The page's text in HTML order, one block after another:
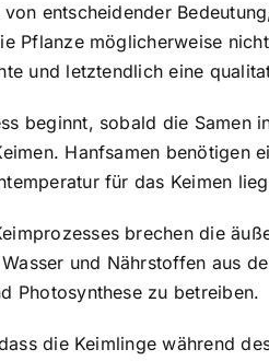
von entscheidender
Pflanze möglicherweise
und letztendlich eine
beginnt, sobald die Samen
Hanfsamen benötigen
für das Keimen
brechen die
und Nährstoffen aus
Photosynthese zu betreiben.
die Keimlinge während